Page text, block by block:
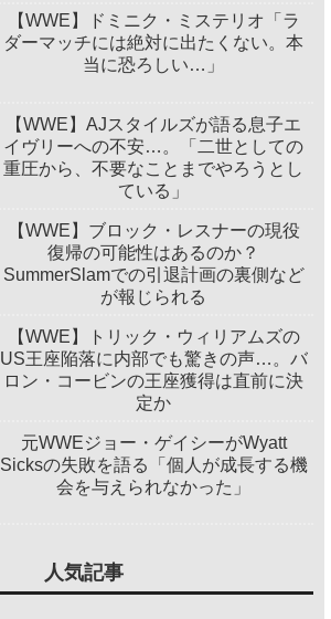
【WWE】ドミニク・ミステリオ「ラ
ダーマッチには絶対に出たくない。本
当に恐ろしい…」
【WWE】AJスタイルズが語る息子エ
イヴリーへの不安…。「二世としての
重圧から、不要なことまでやろうとし
ている」
【WWE】ブロック・レスナーの現役
復帰の可能性はあるのか？
SummerSlamでの引退計画の裏側など
が報じられる
【WWE】トリック・ウィリアムズの
US王座陥落に内部でも驚きの声…。バ
ロン・コービンの王座獲得は直前に決
定か
元WWEジョー・ゲイシーがWyatt
Sicksの失敗を語る「個人が成長する機
会を与えられなかった」
人気記事